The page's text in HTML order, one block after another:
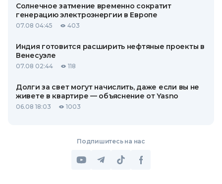
Солнечное затмение временно сократит
генерацию электроэнергии в Европе
07.08 04:45 403
Индия готовится расширить нефтяные проекты в
Венесуэле
07.08 02:44 118
Долги за свет могут начислить, даже если вы не
живете в квартире — объяснение от Yasno
06.08 18:03 1003
Подпишитесь на нас